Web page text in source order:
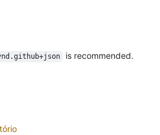
is recommended.